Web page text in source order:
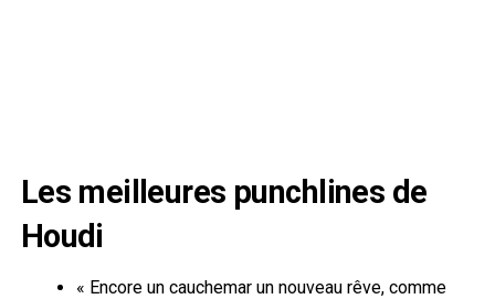
Les meilleures punchlines de
Houdi
« Encore un cauchemar un nouveau rêve, comme